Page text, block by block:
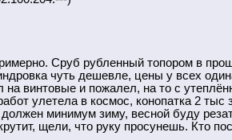
Сруб рубленный топором в
чуть дешевле, цены у всех
на винтовые и пожалел, на то с
улетела в космос, конопатка 2 тыс
минимум зиму, весной буду
щели, что руку просунешь. Кто